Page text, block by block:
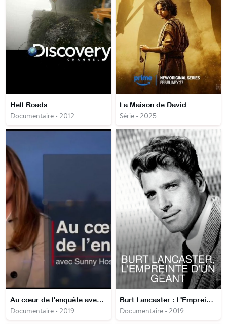
Hell Roads
Documentaire • 2012
La Maison de David
Série • 2025
Au cœur de l'enquête avec Sunny Hostin
Documentaire • 2019
Burt Lancaster : L'Empreinte d'un géant
Documentaire • 2019